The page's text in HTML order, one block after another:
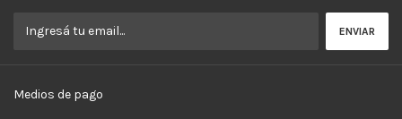
Medios de pago